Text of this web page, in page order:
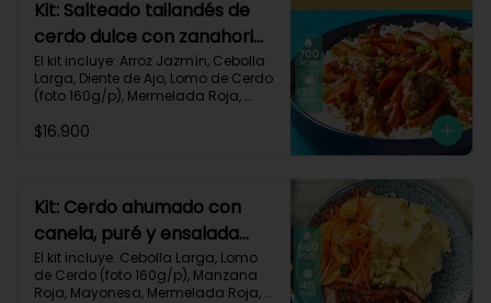
Proteínas 31g
Kit: Salteado tailandés de
cerdo dulce con zanahorias
y arroz-141
El kit incluye: Arroz Jazmín, Cebolla
Larga, Diente de Ajo, Lomo de Cerdo
(foto 160g/p), Mermelada Roja,
Paprika, Zanahoria, Receta Impresa.
$16.900
Kit: Cerdo ahumado con
canela, puré y ensalada
dulce-2
El kit incluye: Cebolla Larga, Lomo
de Cerdo (foto 160g/p), Manzana
Roja, Mayonesa, Mermelada Roja,